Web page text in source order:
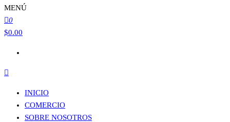
MENÚ
0
$0.00
INICIO
COMERCIO
SOBRE NOSOTROS